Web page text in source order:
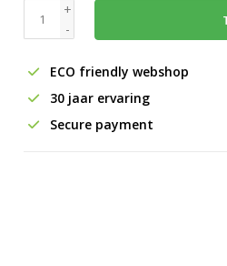
+
-
ECO friendly webshop
30 jaar ervaring
Secure payment